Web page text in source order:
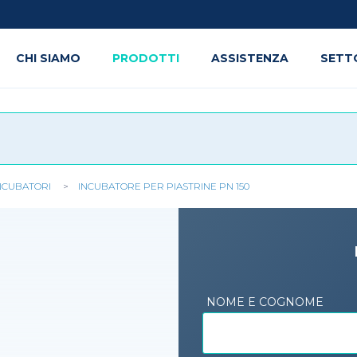
INCUBATORE PER PIASTRINE PN 150
NOME E COGNOME
CHI SIAMO PRODOTTI ASSISTENZA